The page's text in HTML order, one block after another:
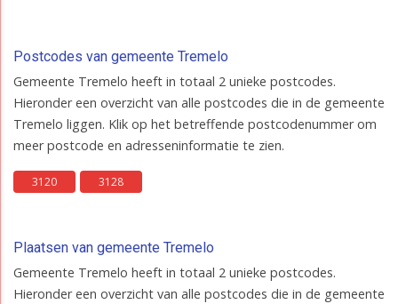
Postcodes van gemeente Tremelo
Gemeente Tremelo heeft in totaal 2 unieke postcodes.
Hieronder een overzicht van alle postcodes die in de gemeente
Tremelo liggen. Klik op het betreffende postcodenummer om
meer postcode en adresseninformatie te zien.
3120 3128
Plaatsen van gemeente Tremelo
Gemeente Tremelo heeft in totaal 2 unieke postcodes.
Hieronder een overzicht van alle postcodes die in de gemeente